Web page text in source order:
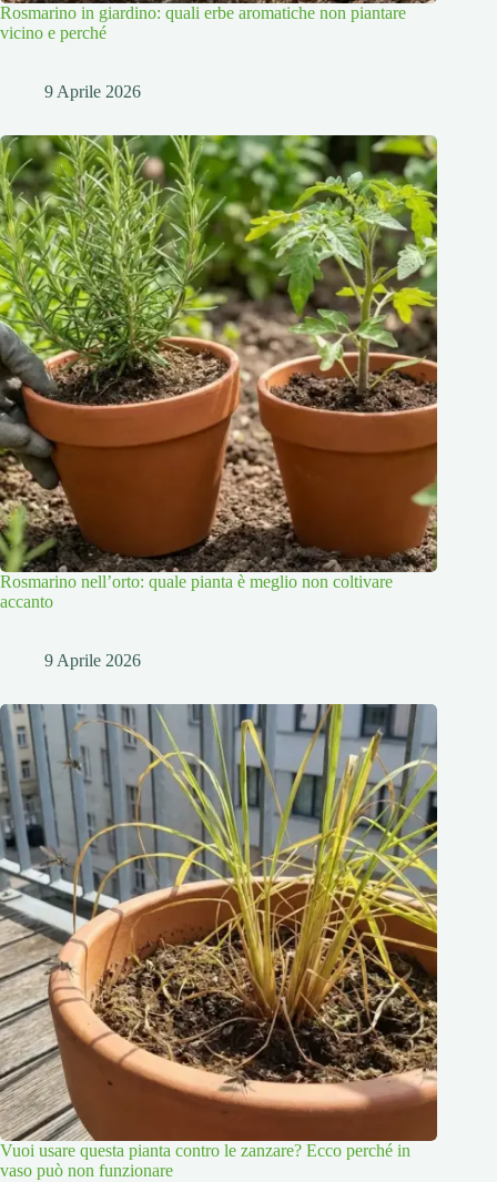
Rosmarino in giardino: quali erbe aromatiche non piantare
vicino e perché
9 Aprile 2026
Rosmarino nell’orto: quale pianta è meglio non coltivare
accanto
9 Aprile 2026
Vuoi usare questa pianta contro le zanzare? Ecco perché in
vaso può non funzionare